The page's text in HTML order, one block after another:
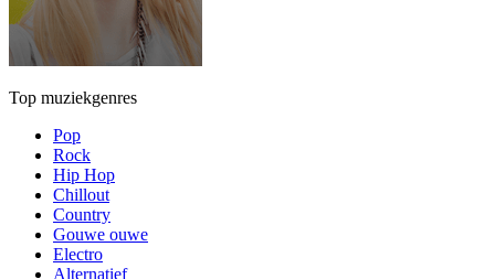
Top muziekgenres
Pop
Rock
Hip Hop
Chillout
Country
Gouwe ouwe
Electro
Alternatief